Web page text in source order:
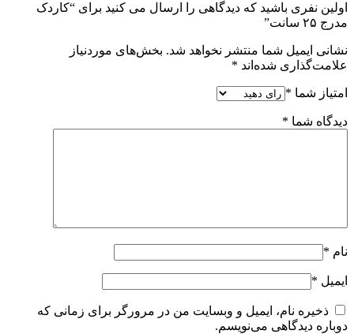
اولین نفری باشید که دیدگاهی را ارسال می کنید برای “کاردک
مدرج ۲۵ سانت”
نشانی ایمیل شما منتشر نخواهد شد. بخش‌های موردنیاز
علامت‌گذاری شده‌اند *
امتیاز شما *
دیدگاه شما *
نام *
ایمیل *
ذخیره نام، ایمیل و وبسایت من در مرورگر برای زمانی که
دوباره دیدگاهی می‌نویسم.